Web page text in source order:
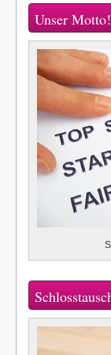
Unser Motto!